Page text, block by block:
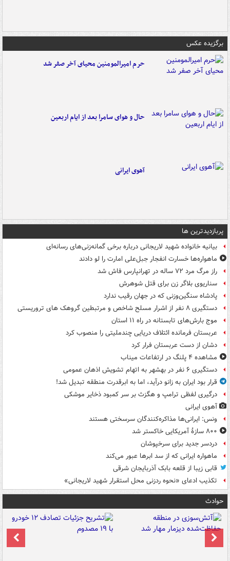
برگزیده عکس
حرم امیرالمومنین محیای آخر صفر شد
حال و هوای سامرا بعد از ایام اربعین
آهوی ایرانی
پربازدیدترین ها
بیانیه خانواده شهید لاریجانی درباره برخی گمانه‌زنی‌های رسانه‌ای
ماهواره‌ها خسارت انفجار جبل‌علی امارت را لو دادند
راز مرگ مرد ۷۲ ساله در تهرانپارس فاش شد
سناریوی بلاگر زن برای قتل شوهرش
پادشاه سنگین‌وزنی که در جهان رقیب ندارد
دستگیری ۸ نفر از اشرار مسلح شاخص و مرتبطین گروهک های تروریستی
موج بارش‌های تابستانه در راه ۱۱ استان
عربستان فرمانده ائتلاف دریایی چندملیتی را منصوب کرد
دشان از دست عربستان فرار کرد
مشاهده ۴ پلنگ در ارتفاعات میناب
دستگیری ۶ نفر در بهشهر به اتهام تشویش اذهان عمومی
قرار بود ایران به زانو درآید، اما به ابرقدرت منطقه تبدیل شد!
درگیری لفظی ترامپ و هگزث بر سر کمبود ذخایر موشکی
آهوی ایرانی
ونس: ایرانی‌ها مذاکره‌کنندگان سرسختی هستند
۸۰۰ سازۀ آمریکایی خاکستر شد
دردسر جدید برای سرخپوشان
ماهواره ایرانی که از سد ابرها عبور می‌کند
قابی زیبا از قلعه بابک آذربایجان شرقی
تکذیب ادعای «نحوه ردزنی محل استقرار شهید لاریجانی»
حوادث